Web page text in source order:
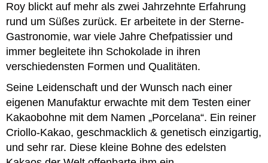
Roy blickt auf mehr als zwei Jahrzehnte Erfahrung
rund um Süßes zurück. Er arbeitete in der Sterne-
Gastronomie, war viele Jahre Chefpatissier und
immer begleitete ihn Schokolade in ihren
verschiedensten Formen und Qualitäten.
Seine Leidenschaft und der Wunsch nach einer
eigenen Manufaktur erwachte mit dem Testen einer
Kakaobohne mit dem Namen „Porcelana“. Ein reiner
Criollo-Kakao, geschmacklich & genetisch einzigartig,
und sehr rar. Diese kleine Bohne des edelsten